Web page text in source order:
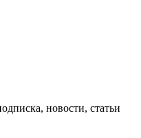
новости, статьи